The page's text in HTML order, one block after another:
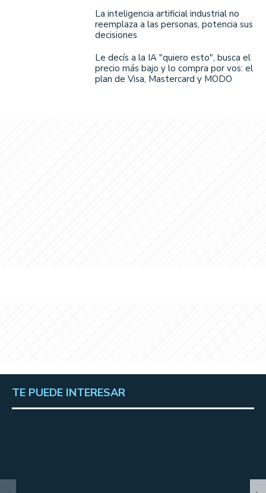
La inteligencia artificial industrial no
reemplaza a las personas, potencia sus
decisiones
Le decís a la IA "quiero esto", busca el
precio más bajo y lo compra por vos: el
plan de Visa, Mastercard y MODO
TE PUEDE INTERESAR